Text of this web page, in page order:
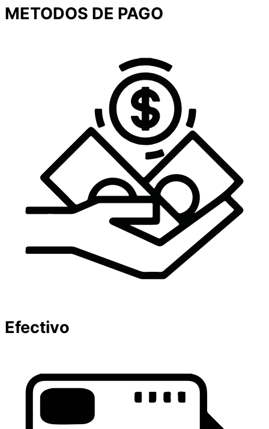
METODOS DE PAGO
Efectivo